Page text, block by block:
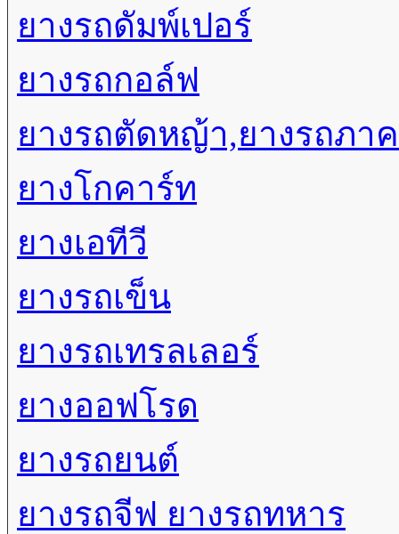
ยางรถดัมพ์เปอร์
ยางรถกอล์ฟ
ยางรถตัดหญ้า,ยางรถภา
ยางโกคาร์ท
ยางเอทีวี
ยางรถเข็น
ยางรถเทรลเลอร์
ยางออฟโรด
ยางรถยนต์
ยางรถจีฟ ยางรถทหาร